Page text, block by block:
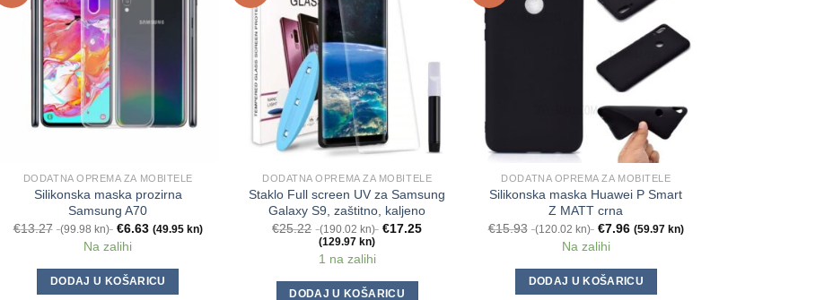
DODATNA OPREMA ZA MOBITELE
Silikonska maska prozirna
Samsung A70
€13.27 (99.98 kn) €6.63 (49.95 kn)
Na zalihi
DODAJ U KOŠARICU
DODATNA OPREMA ZA MOBITELE
Staklo Full screen UV za Samsung
Galaxy S9, zaštitno, kaljeno
€25.22 (190.02 kn) €17.25
(129.97 kn)
1 na zalihi
DODAJ U KOŠARICU
DODATNA OPREMA ZA MOBITELE
Silikonska maska Huawei P Smart
Z MATT crna
€15.93 (120.02 kn) €7.96 (59.97 kn)
Na zalihi
DODAJ U KOŠARICU